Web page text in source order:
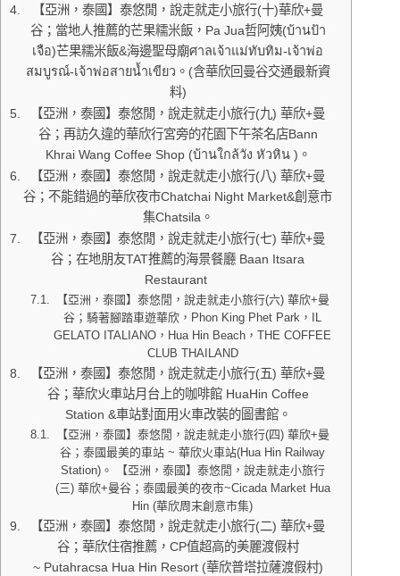
【亞洲，泰國】泰悠閒，說走就走小旅行(十)華欣+曼
谷；當地人推薦的芒果糯米飯，Pa Jua哲阿姨(บ้านป้า
เจือ)芒果糯米飯&海邊聖母廟ศาลเจ้าแม่ทับทิม-เจ้าพ่อ
สมบูรณ์-เจ้าพ่อสายน้ำเขียว。(含華欣回曼谷交通最新資
料)
【亞洲，泰國】泰悠閒，說走就走小旅行(九) 華欣+曼
谷；再訪久違的華欣行宮旁的花園下午茶名店Bann
Khrai Wang Coffee Shop (บ้านใกล้วัง หัวหิน )。
【亞洲，泰國】泰悠閒，說走就走小旅行(八) 華欣+曼
谷；不能錯過的華欣夜市Chatchai Night Market&創意市
集Chatsila。
【亞洲，泰國】泰悠閒，說走就走小旅行(七) 華欣+曼
谷；在地朋友TAT推薦的海景餐廳 Baan Itsara
Restaurant
【亞洲，泰國】泰悠閒，說走就走小旅行(六) 華欣+曼
谷；騎著腳踏車遊華欣，Phon King Phet Park，IL
GELATO ITALIANO，Hua Hin Beach，THE COFFEE
CLUB THAILAND
【亞洲，泰國】泰悠閒，說走就走小旅行(五) 華欣+曼
谷；華欣火車站月台上的咖啡館 HuaHin Coffee
Station &車站對面用火車改裝的圖書館。
【亞洲，泰國】泰悠閒，說走就走小旅行(四) 華欣+曼
谷；泰國最美的車站 ~ 華欣火車站(Hua Hin Railway
Station)。 【亞洲，泰國】泰悠閒，說走就走小旅行
(三) 華欣+曼谷；泰國最美的夜市~Cicada Market Hua
Hin (華欣周末創意市集)
【亞洲，泰國】泰悠閒，說走就走小旅行(二) 華欣+曼
谷；華欣住宿推薦，CP值超高的美麗渡假村
~ Putahracsa Hua Hin Resort (華欣普塔拉薩渡假村)